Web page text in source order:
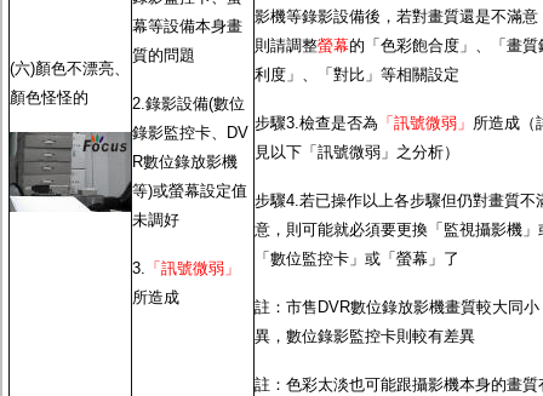
(六)顏色不漂亮、
顏色怪怪的
幕等設備本身畫
質的問題
2.錄影設備(數位
錄影監控卡、DV
R數位錄放影機
等)或螢幕設定值
未調好
3.
「訊號微弱」
所造成
影機等錄影設備後，若對畫質還是不滿意
則請調整螢幕的「色彩飽合度」、「畫質
利度」、「對比」等相關設定
步驟3.檢查是否為 「訊號微弱」 所造成（
見以下「訊號微弱」之分析）
步驟4.若已操作以上各步驟但仍對畫質不
意，則可能就必須要更換「監視攝影機」
「數位監控卡」或「螢幕」了
註：市售DVR數位錄放影機畫質較大同小
異，數位錄影監控卡則較有差異
註：色彩太淡也可能跟攝影機本身的畫質